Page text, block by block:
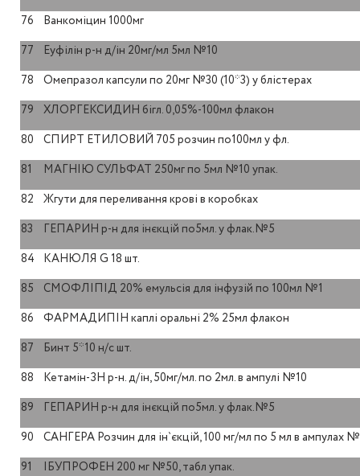
76
Ванкоміцин 1000мг
77
Еуфілін р-н д/ін 20мг/мл 5мл №10
78
Омепразол капсули по 20мг №30 (10*3) у блістерах
79
ХЛОРГЕКСИДИН бігл. 0,05%-100мл флакон
80
СПИРТ ЕТИЛОВИЙ 705 розчин по100мл у фл.
81
МАГНІЮ СУЛЬФАТ 250мг по 5мл №10 упак.
82
Жгути для переливання крові в коробках
83
ГЕПАРИН р-н для інєкцій по5мл. у флак.№5
84
КАНЮЛЯ G 18 шт.
85
СМОФЛІПІД 20% емульсія для інфузій по 100мл №1
86
ФАРМАДИПІН каплі оральні 2% 25мл флакон
87
Бинт 5*10 н/с шт.
88
Кетамін-ЗН р-н. д/ін, 50мг/мл. по 2мл. в ампулі №10
89
ГЕПАРИН р-н для інєкцій по5мл. у флак.№5
90
САНГЕРА Розчин для ін`єкцій, 100 мг/мл по 5 мл в ампулах
91
ІБУПРОФЕН 200 мг №50, табл упак.